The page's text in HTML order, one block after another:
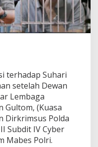
terhadap Suhari
setelah Dewan
Lembaga
Gultom, (Kuasa
Dirkrimsus Polda
Subdit IV Cyber
Mabes Polri.